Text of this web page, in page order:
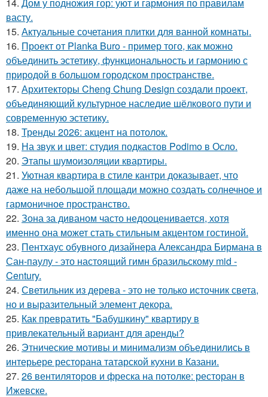
васту.
15. Актуальные сочетания плитки для ванной комнаты.
16. Проект от Planka Buro - пример того, как можно
объединить эстетику, функциональность и гармонию с
природой в большом городском пространстве.
17. Архитекторы Cheng Chung Design создали проект,
объединяющий культурное наследие шёлкового пути и
современную эстетику.
18. Тренды 2026: акцент на потолок.
19. На звук и цвет: студия подкастов Podimo в Осло.
20. Этапы шумоизоляции квартиры.
21. Уютная квартира в стиле кантри доказывает, что
даже на небольшой площади можно создать солнечное и
гармоничное пространство.
22. Зона за диваном часто недооценивается, хотя
именно она может стать стильным акцентом гостиной.
23. Пентхаус обувного дизайнера Александра Бирмана в
Сан-паулу - это настоящий гимн бразильскому mid -
Century.
24. Светильник из дерева - это не только источник света,
но и выразительный элемент декора.
25. Как превратить "Бабушкину" квартиру в
привлекательный вариант для аренды?
26. Этнические мотивы и минимализм объединились в
интерьере ресторана татарской кухни в Казани.
27. 26 вентиляторов и фреска на потолке: ресторан в
Ижевске.